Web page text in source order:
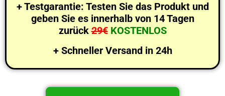
+ Testgarantie: Testen Sie das Produkt und
geben Sie es innerhalb von 14 Tagen
zurück29€ KOSTENLOS
+ Schneller Versand in 24h